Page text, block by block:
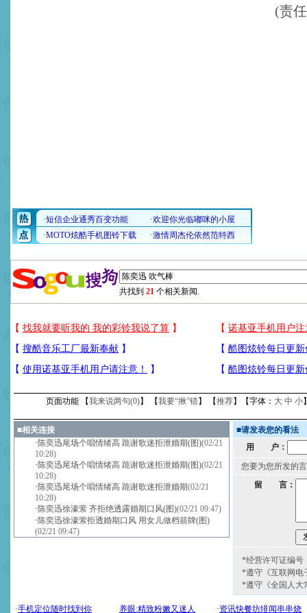
(责
共找到 21 个相关新闻.
页面功能 【我来说两句(0)】 【我要“揪”错】 【推荐】【字体： 大 中 小
■相关连接
·陈奕迅尾场个唱情绪高 跪谢歌迷拒泄婚期(图)(02/21
10:28)
·陈奕迅尾场个唱情绪高 跪谢歌迷拒泄婚期(图)(02/21
10:28)
·陈奕迅尾场个唱情绪高 跪谢歌迷拒泄婚期(02/21
10:28)
·陈奕迅徐濠萦 齐拒绝透露婚期口风(图)(02/21 09:47)
·陈奕迅徐濠萦拒透婚期口风 用女儿做档箭牌(图)
(02/21 09:47)
■请发表您的看法
用 户：
您要为您所发的
留 言：
*经营许可证编号
*遵守《互联网电
*遵守《全国人大